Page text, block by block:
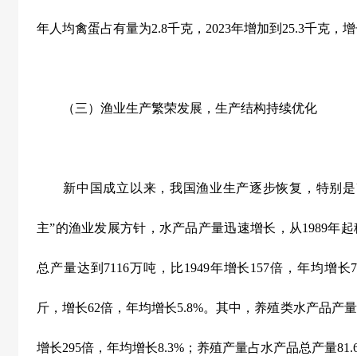
年人均禽蛋占有量为2.8千克， 2023年增加到 25.3千克，
（三）渔业生产繁荣发展，生产结构持续优化
新中国成立以来，我国渔业生产逐步恢复，特别是
主”的渔业发展方针，水产品产量迅速增长，从1989年起
总产量达到 7116万吨，比1949年增长157倍，年均增长
斤，增长62倍，年均增长5.8%。其中，养殖类水产品产量
增长295倍，年均增长8.3% ；养殖产量占水产品总产量